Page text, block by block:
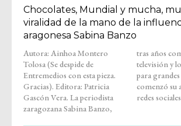
Chocolates, Mundial y mucha,
viralidad de la mano de la
aragonesa Sabina Banzo
Autora: Ainhoa Montero
Tolosa (Se despide de
Entremedios con esta pieza.
Gracias). Editora: Patricia
Gascón Vera. La periodista
zaragozana Sabina Banzo,
tras años como reportera de
televisión y locutora de spots
para grandes marcas,
comenzó su andadura en
redes